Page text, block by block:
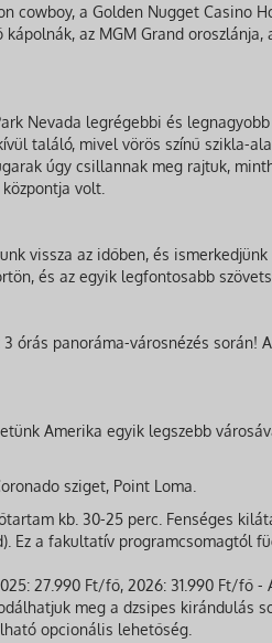
cowboy, a Golden Nugget Casino
az MGM Grand oroszlánja,
Nevada legrégebbi és legnagyobb
találó, mivel vörös színű szikla-
úgy csillannak meg rajtuk,
volt.
vissza az időben, és
és az egyik legfontosabb
órás panoráma-városnézés során!
Amerika egyik legszebb
sziget, Point Loma.
kb. 30-25 perc. Fenséges
Ez a fakultatív programcsomagtól
27.990 Ft/fő, 2026: 31.990 Ft/fő -
meg a dzsipes kirándulás
opcionális lehetőség.